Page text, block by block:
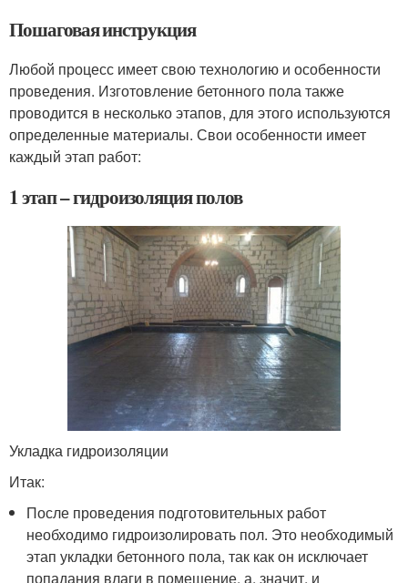
Пошаговая инструкция
Любой процесс имеет свою технологию и особенности
проведения. Изготовление бетонного пола также
проводится в несколько этапов, для этого используются
определенные материалы. Свои особенности имеет
каждый этап работ:
1 этап – гидроизоляция полов
Укладка гидроизоляции
Итак:
После проведения подготовительных работ
необходимо гидроизолировать пол. Это необходимый
этап укладки бетонного пола, так как он исключает
попадания влаги в помещение, а, значит, и